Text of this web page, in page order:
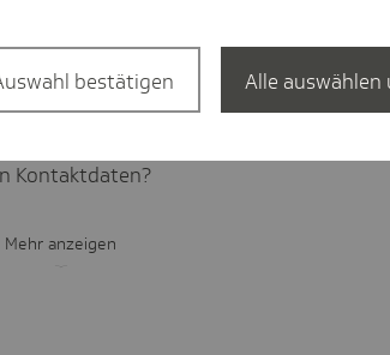
Vertrags­bei­tritt?
Kontakt­da­ten?
Mehr anzeigen
bestätigen Alle auswählen